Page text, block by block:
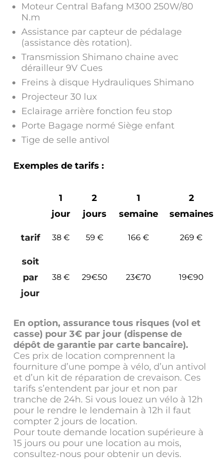
Moteur Central Bafang M300 250W/80
N.m
Assistance par capteur de pédalage
(assistance dès rotation).
Transmission Shimano chaine avec
dérailleur 9V Cues
Freins à disque Hydrauliques Shimano
Projecteur 30 lux
Eclairage arrière fonction feu stop
Porte Bagage normé Siège enfant
Tige de selle antivol
Exemples de tarifs :
1
jour
2
jours
1
semaine
2
semaines
tarif 38 € 59 € 166 € 269 €
soit
par
jour
38 € 29€50 23€70 19€90
En option, assurance tous risques (vol et
casse) pour 3€ par jour (dispense de
dépôt de garantie par carte bancaire).
Ces prix de location comprennent la
fourniture d’une pompe à vélo, d’un antivol
et d’un kit de réparation de crevaison. Ces
tarifs s’entendent par jour et non par
tranche de 24h. Si vous louez un vélo à 12h
pour le rendre le lendemain à 12h il faut
compter 2 jours de location.
Pour toute demande location supérieure à
15 jours ou pour une location au mois,
consultez-nous pour obtenir un devis.